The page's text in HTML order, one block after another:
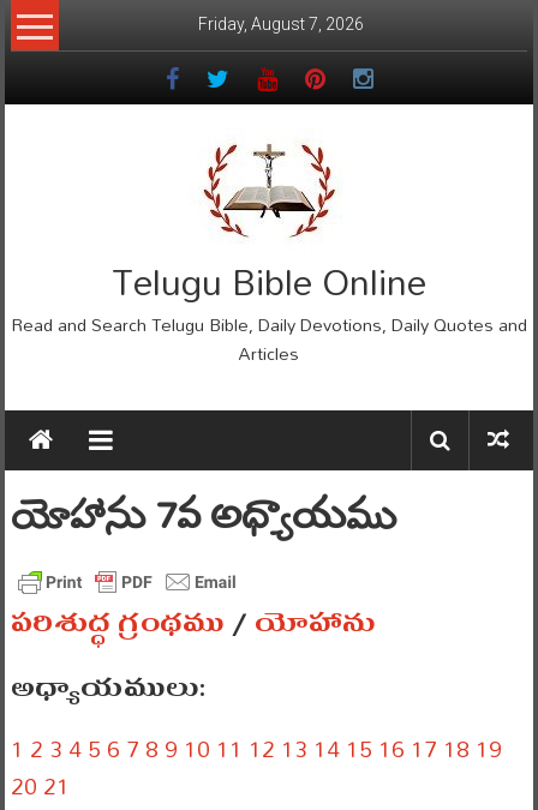
Skip
to
Friday, August 7, 2026
Telugu Bible Online
Read and Search Telugu Bible, Daily Devotions, Daily Quotes and
Articles
యోహాను 7వ అధ్యాయము
పరిశుద్ధ గ్రంథము/యోహాను
అధ్యాయములు:
1 23456789 10 11 12 13 1415 16 17 18 19
2021